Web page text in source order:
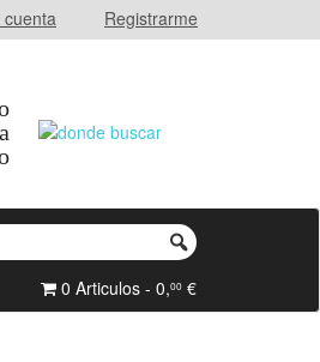
cuenta Registrarme
0 Articulos - 0,00 €